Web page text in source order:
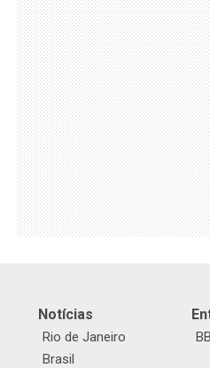
Notícias
Rio de Janeiro
Brasil